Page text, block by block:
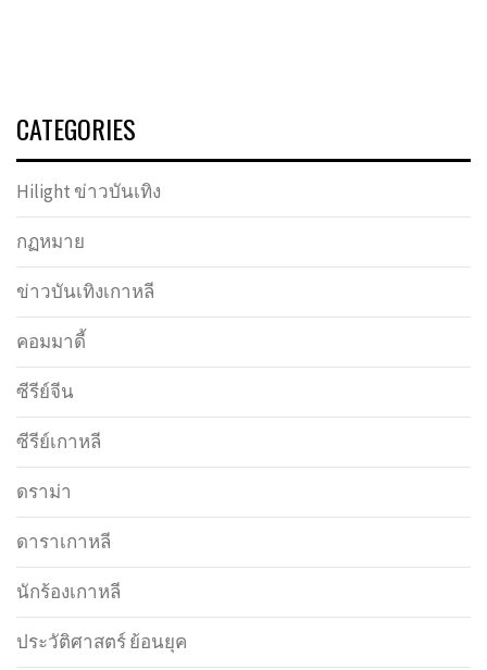
CATEGORIES
Hilight ข่าวบันเทิง
กฏหมาย
ข่าวบันเทิงเกาหลี
คอมมาดี้
ซีรีย์จีน
ซีรีย์เกาหลี
ดราม่า
ดาราเกาหลี
นักร้องเกาหลี
ประวัติศาสตร์ ย้อนยุค